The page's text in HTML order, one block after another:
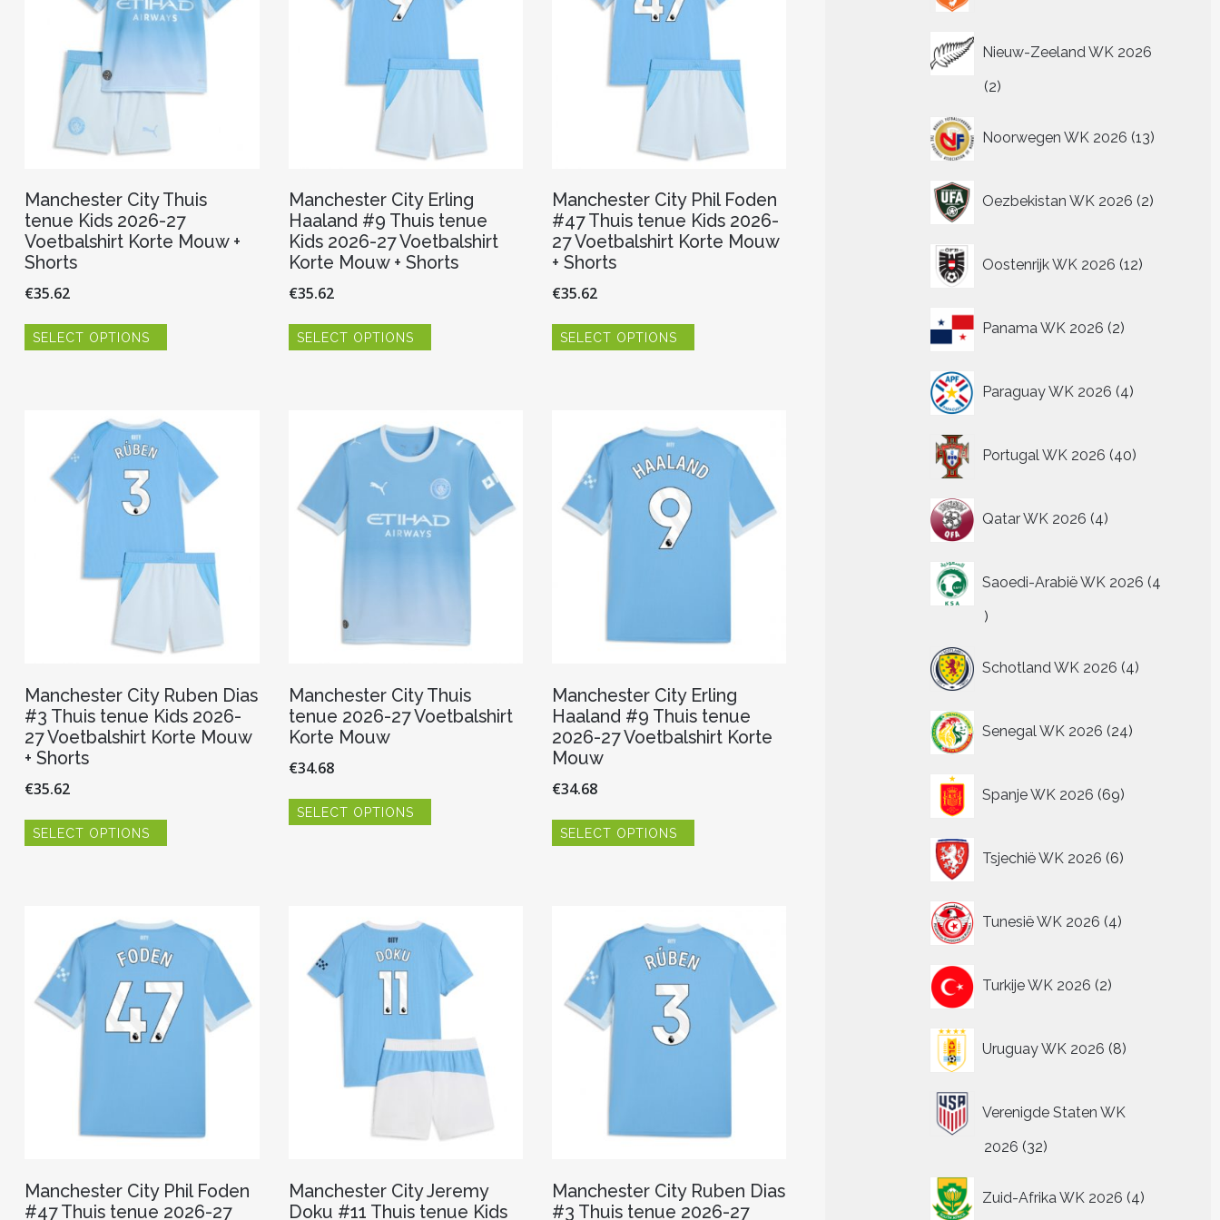
Manchester City Thuis
tenue Kids 2026-27
Voetbalshirt Korte Mouw +
Shorts
€35.62
SELECT OPTIONS
optie
gekozen
worden
op
productpagina
Manchester City Erling
Haaland #9 Thuis tenue
Kids 2026-27 Voetbalshirt
Korte Mouw + Shorts
€35.62
SELECT OPTIONS
optie
kan
worden
de
Manchester City Phil Foden
#47 Thuis tenue Kids 2026-
27 Voetbalshirt Korte Mouw
+ Shorts
€35.62
SELECT OPTIONS
optie
gekozen
productpagina
Manchester City Ruben Dias
#3 Thuis tenue Kids 2026-
27 Voetbalshirt Korte Mouw
+ Shorts
€35.62
SELECT OPTIONS
optie
kan
gekozen
worden
op
de
Manchester City Thuis
tenue 2026-27 Voetbalshirt
Korte Mouw
€34.68
SELECT OPTIONS
kan
gekozen
worden
Manchester City Erling
Haaland #9 Thuis tenue
2026-27 Voetbalshirt Korte
Mouw
€34.68
SELECT OPTIONS
optie
gekozen
Manchester City Phil Foden
#47 Thuis tenue 2026-27
Manchester City Jeremy
Doku #11 Thuis tenue Kids
Manchester City Ruben Dias
#3 Thuis tenue 2026-27
Nieuw-Zeeland WK 2026
22
Noorwegen WK 2026 13
producten
Oezbekistan WK 2026 2
producten
Oostenrijk WK 2026 12
producten
Panama WK 2026 2
producten
Paraguay WK 2026 4
producten
Portugal WK 2026 40
producten
Qatar WK 2026 4
producten
Saoedi-Arabië WK 2026 4
4
Schotland WK 2026 4
producten
Senegal WK 2026 24
producten
Spanje WK 2026 69
producten
Tsjechië WK 2026 6
producten
Tunesië WK 2026 4
producten
Turkije WK 2026 2
producten
Uruguay WK 2026 8
producten
Verenigde Staten WK
2026 3232
Zuid-Afrika WK 2026 4
producten